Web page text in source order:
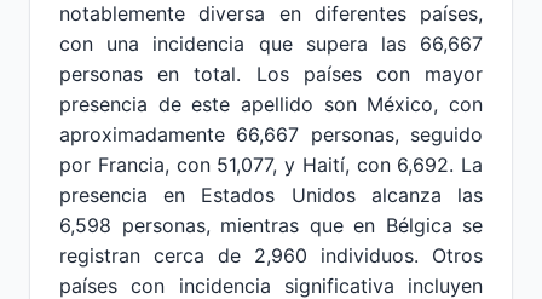
notablemente diversa en diferentes países,
con una incidencia que supera las 66,667
personas en total. Los países con mayor
presencia de este apellido son México, con
aproximadamente 66,667 personas, seguido
por Francia, con 51,077, y Haití, con 6,692. La
presencia en Estados Unidos alcanza las
6,598 personas, mientras que en Bélgica se
registran cerca de 2,960 individuos. Otros
países con incidencia significativa incluyen